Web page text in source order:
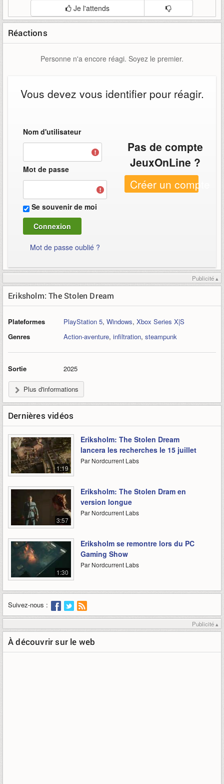
Je l'attends
Réactions
Personne n'a encore réagi. Soyez le premier.
Vous devez vous identifier pour réagir.
Nom d'utilisateur
Mot de passe
Se souvenir de moi
Mot de passe oublié ?
Pas de compte
JeuxOnLine ?
Créer un compte
Publicité ▴
Eriksholm: The Stolen Dream
Plateformes PlayStation 5, Windows, Xbox Series X|S
Genres
Action-aventure, infiltration, steampunk
Sortie 2025
Plus d'informations
Dernières vidéos
1:19
Eriksholm: The Stolen Dream
lancera les recherches le 15 juillet
Par Nordcurrent Labs
3:57
Eriksholm: The Stolen Dram en
version longue
Par Nordcurrent Labs
1:30
Eriksholm se remontre lors du PC
Gaming Show
Par Nordcurrent Labs
Suivez-nous :
Publicité ▴
À découvrir sur le web